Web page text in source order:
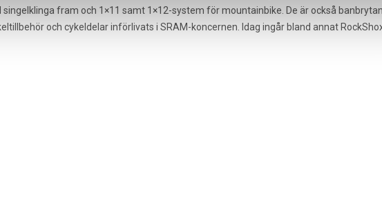
fram och 1×11 samt 1×12-system för mountainbike. De är också
och cykeldelar införlivats i SRAM-koncernen. Idag ingår bland annat